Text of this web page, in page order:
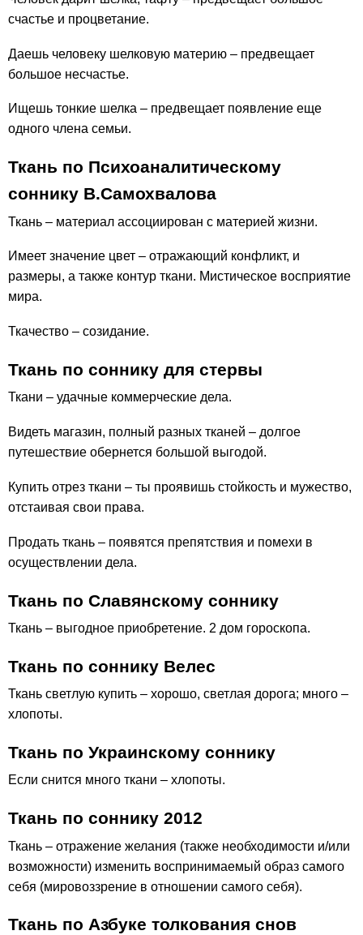
счастье и процветание.
Даешь человеку шелковую материю – предвещает
большое несчастье.
Ищешь тонкие шелка – предвещает появление еще
одного члена семьи.
Ткань по Психоаналитическому
соннику В.Самохвалова
Ткань – материал ассоциирован с материей жизни.
Имеет значение цвет – отражающий конфликт, и
размеры, а также контур ткани. Мистическое восприятие
мира.
Ткачество – созидание.
Ткань по соннику для стервы
Ткани – удачные коммерческие дела.
Видеть магазин, полный разных тканей – долгое
путешествие обернется большой выгодой.
Купить отрез ткани – ты проявишь стойкость и мужество,
отстаивая свои права.
Продать ткань – появятся препятствия и помехи в
осуществлении дела.
Ткань по Славянскому соннику
Ткань – выгодное приобретение. 2 дом гороскопа.
Ткань по соннику Велес
Ткань светлую купить – хорошо, светлая дорога; много –
хлопоты.
Ткань по Украинскому соннику
Если снится много ткани – хлопоты.
Ткань по соннику 2012
Ткань – отражение желания (также необходимости и/или
возможности) изменить воспринимаемый образ самого
себя (мировоззрение в отношении самого себя).
Ткань по Азбуке толкования снов